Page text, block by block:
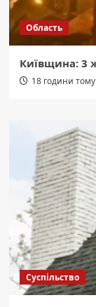
Область
Київщина: 3
18 години
Суспільство